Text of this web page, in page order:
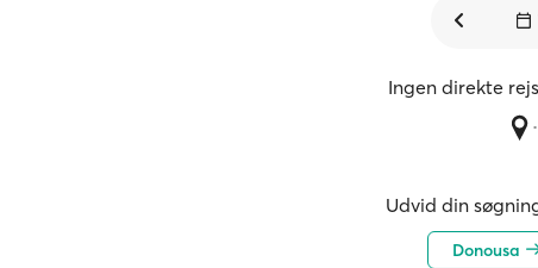
Ingen direkte
Udvid din
Donousa